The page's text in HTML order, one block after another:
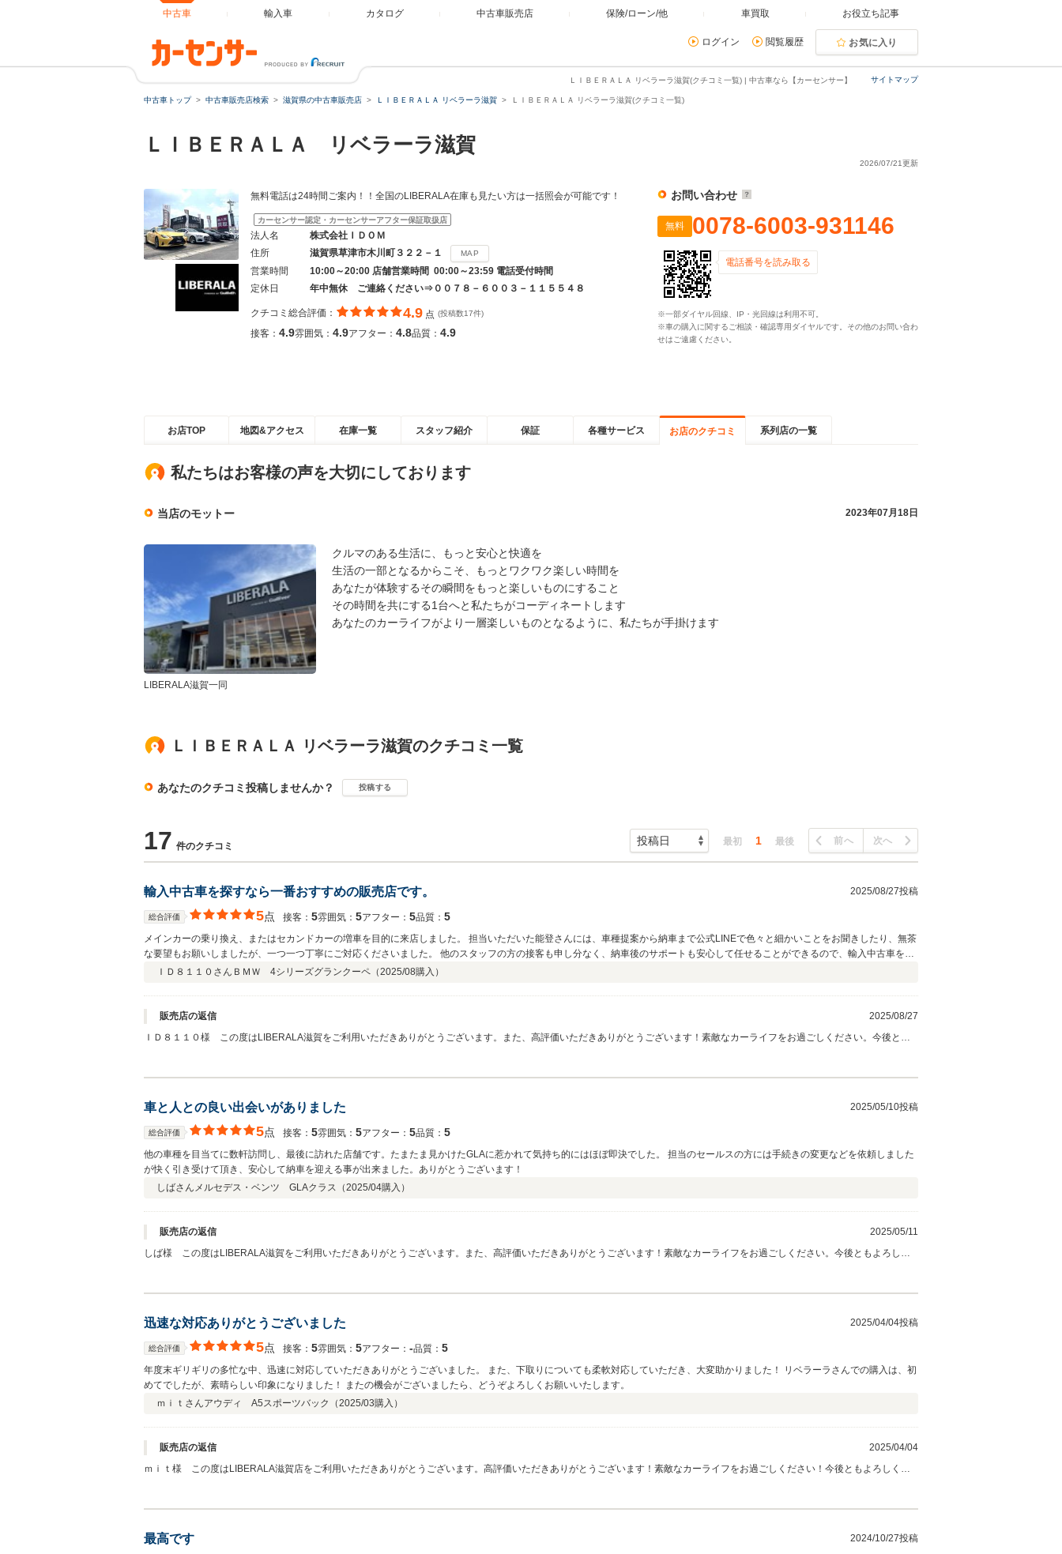
中古車 輸入車 カタログ 中古車販売店 保険/ローン/他 車買取 お役立ち記事
ログイン 閲覧履歴 お気に入り
サイトマップ
ＬＩＢＥＲＡＬＡ リベラーラ滋賀(クチコミ一覧) | 中古車なら【カーセンサー】
中古車トップ 中古車販売店検索 滋賀県の中古車販売店 ＬＩＢＥＲＡＬＡ リベラーラ滋賀 ＬＩＢＥＲＡＬＡ リベラーラ滋賀(クチコミ一覧)
ＬＩＢＥＲＡＬＡ リベラーラ滋賀
2026/07/21更新
無料電話は24時間ご案内！！全国のLIBERALA在庫も見たい方は一括照会が可能です！
カーセンサー認定・カーセンサーアフター保証取扱店
法人名
株式会社ＩＤＯＭ
住所
滋賀県草津市木川町３２２－１ MAP
営業時間
10:00～20:00 店舗営業時間 00:00～23:59 電話受付時間
定休日
年中無休 ご連絡ください⇒００７８－６００３－１１５５４８
クチコミ総合評価： 4.9 点 (投稿数17件)
接客： 4.9雰囲気： 4.9アフター： 4.8品質： 4.9
お問い合わせ
無料 0078-6003-931146
電話番号を読み取る
※一部ダイヤル回線、IP・光回線は利用不可。
※車の購入に関するご相談・確認専用ダイヤルです。その他のお問い合わ
せはご遠慮ください。
お店TOP 地図&アクセス 在庫一覧 スタッフ紹介 保証 各種サービス お店のクチコミ 系列店の一覧
私たちはお客様の声を大切にしております
当店のモットー 2023年07月18日
LIBERALA滋賀一同
クルマのある生活に、もっと安心と快適を
生活の一部となるからこそ、もっとワクワク楽しい時間を
あなたが体験するその瞬間をもっと楽しいものにすること
その時間を共にする1台へと私たちがコーディネートします
あなたのカーライフがより一層楽しいものとなるように、私たちが手掛けます
ＬＩＢＥＲＡＬＡ リベラーラ滋賀のクチコミ一覧
あなたのクチコミ投稿しませんか？ 投稿する
17 件のクチコミ 最初 1 最後 前へ 次へ
輸入中古車を探すなら一番おすすめの販売店です。 2025/08/27投稿
総合評価 5点 接客： 5雰囲気： 5アフター： 5品質： 5
メインカーの乗り換え、またはセカンドカーの増車を目的に来店しました。 担当いただいた能登さんには、車種提案から納車まで公式LINEで色々と細かいことをお聞きしたり、無茶
な要望もお願いしましたが、一つ一つ丁寧にご対応くださいました。 他のスタッフの方の接客も申し分なく、納車後のサポートも安心して任せることができるので、輸入中古車を探
している方にとってはとてもおすすめな販売店だと思います。
ＩＤ８１１０さん ＢＭＷ 4シリーズグランクーペ（2025/08購入）
販売店の返信
2025/08/27
ＩＤ８１１０様 この度はLIBERALA滋賀をご利用いただきありがとうございます。また、高評価いただきありがとうございます！素敵なカーライフをお過ごしください。今後とも
車と人との良い出会いがありました 2025/05/10投稿
総合評価 5点 接客： 5雰囲気： 5アフター： 5品質： 5
他の車種を目当てに数軒訪問し、最後に訪れた店舗です。たまたま見かけたGLAに惹かれて気持ち的にはほぼ即決でした。 担当のセールスの方には手続きの変更などを依頼しました
が快く引き受けて頂き、安心して納車を迎える事が出来ました。ありがとうございます！
しばさん メルセデス・ベンツ GLAクラス（2025/04購入）
販売店の返信
2025/05/11
しば様 この度はLIBERALA滋賀をご利用いただきありがとうございます。また、高評価いただきありがとうございます！素敵なカーライフをお過ごしください。今後ともよろしく
迅速な対応ありがとうございました 2025/04/04投稿
総合評価 5点 接客： 5雰囲気： 5アフター： ‐品質： 5
年度末ギリギリの多忙な中、迅速に対応していただきありがとうございました。 また、下取りについても柔軟対応していただき、大変助かりました！ リベラーラさんでの購入は、初
めてでしたが、素晴らしい印象になりました！ またの機会がございましたら、どうぞよろしくお願いいたします。
ｍｉｔさんアウディ A5スポーツバック（2025/03購入）
販売店の返信
2025/04/04
ｍｉｔ様 この度はLIBERALA滋賀店をご利用いただきありがとうございます。高評価いただきありがとうございます！素敵なカーライフをお過ごしください！今後ともよろしくお
最高です 2024/10/27投稿